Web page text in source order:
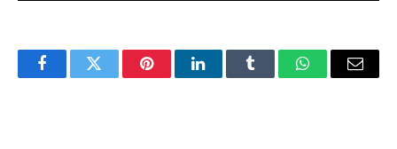
FacebookTwitter PinterestLinkedInTumblr WhatsAppEmail